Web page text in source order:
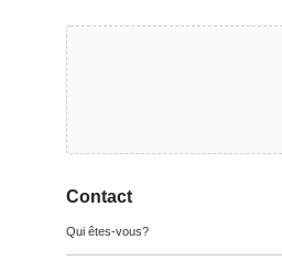
Contact
Qui êtes-vous?